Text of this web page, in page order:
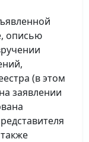
описью
(в этом
заявлении